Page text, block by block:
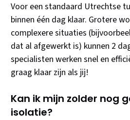
Voor een standaard Utrechtse
binnen één dag klaar. Grotere
complexere situaties
dat al afgewerkt is) kunnen 2
specialisten werken snel en
graag klaar zijn als jij!
Kan ik mijn zolder nog
isolatie?